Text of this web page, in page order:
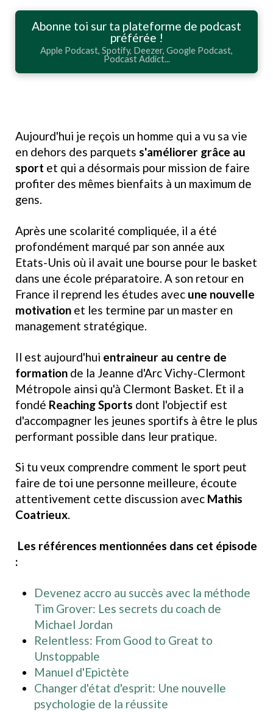
Abonne toi sur ta plateforme de podcast
préférée !
Apple Podcast, Spotify, Deezer, Google Podcast,
Podcast Addict...
Aujourd'hui je reçois un homme qui a vu sa vie
en dehors des parquets s'améliorer grâce au
sport et qui a désormais pour mission de faire
profiter des mêmes bienfaits à un maximum de
gens.
Après une scolarité compliquée, il a été
profondément marqué par son année aux
Etats-Unis où il avait une bourse pour le basket
dans une école préparatoire. A son retour en
France il reprend les études avec une nouvelle
motivation et les termine par un master en
management stratégique.
Il est aujourd'hui entraineur au centre de
formation de la Jeanne d'Arc Vichy-Clermont
Métropole ainsi qu'à Clermont Basket. Et il a
fondé Reaching Sports dont l'objectif est
d'accompagner les jeunes sportifs à être le plus
performant possible dans leur pratique.
Si tu veux comprendre comment le sport peut
faire de toi une personne meilleure, écoute
attentivement cette discussion avec Mathis
Coatrieux.
Les références mentionnées dans cet épisode
:
Devenez accro au succès avec la méthode
Tim Grover: Les secrets du coach de
Michael Jordan
Relentless: From Good to Great to
Unstoppable
Manuel d'Epictète
Changer d'état d'esprit: Une nouvelle
psychologie de la réussite